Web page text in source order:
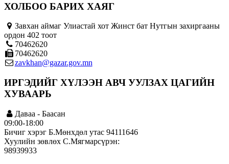
ХОЛБОО БАРИХ ХАЯГ
Завхан аймаг Улиастай хот Жинст бат Нутгын захиргааны
ордон 402 тоот
70462620
70462620
zavkhan@gazar.gov.mn
ИРГЭДИЙГ ХҮЛЭЭН АВЧ УУЛЗАХ ЦАГИЙН
ХУВААРЬ
Даваа - Баасан
09:00-18:00
Бичиг хэрэг Б.Мөнхдөл утас 94111646
Хуулийн зөвлөх С.Мягмарсүрэн:
98939933